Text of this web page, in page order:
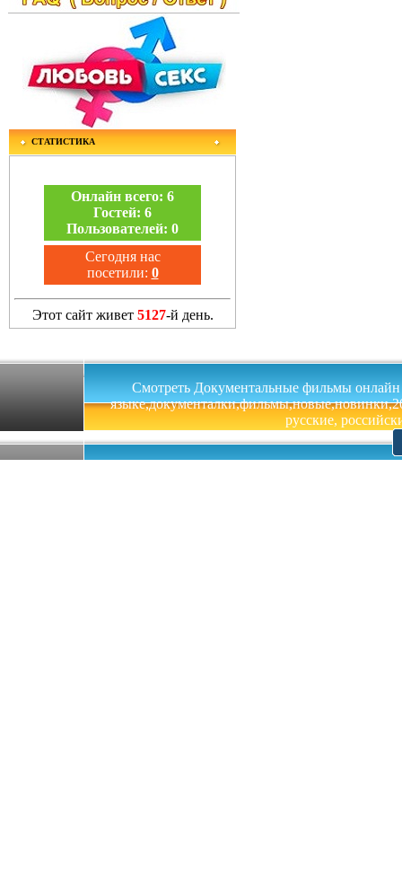
СТАТИСТИКА
Онлайн всего: 6
Гостей: 6
Пользователей: 0
Сегодня нас
посетили: 0
Этот сайт живет 5127-й день.
Смотреть Документальные фильмы онлайн
русские,